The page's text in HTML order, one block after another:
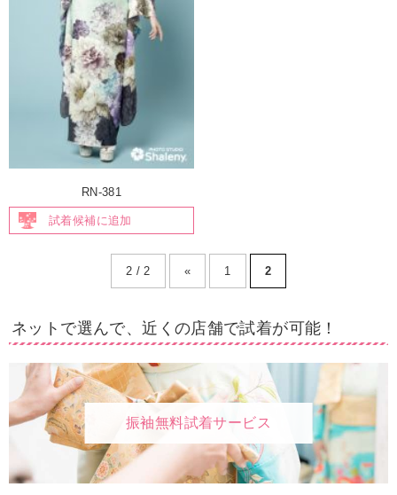
RN-381
試着候補に追加
2 / 2 « 1 2
ネットで選んで、近くの店舗で試着が可能！
振袖無料試着サービス